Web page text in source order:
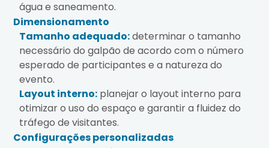
água e saneamento.
Dimensionamento
Tamanho adequado:determinar o tamanho
necessário do galpão de acordo com o número
esperado de participantes e a natureza do
evento.
Layout interno: planejar o layout interno para
otimizar o uso do espaço e garantir a fluidez do
tráfego de visitantes.
Configurações personalizadas